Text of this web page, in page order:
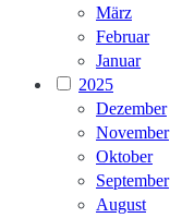
März
Februar
Januar
2025
Dezember
November
Oktober
September
August